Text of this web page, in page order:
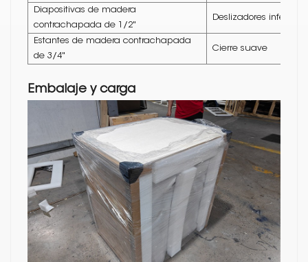
Diapositivas de madera
contrachapada de 1/2"
Deslizadores
Estantes de madera contrachapada
de 3/4"
Cierre suave
Embalaje y carga